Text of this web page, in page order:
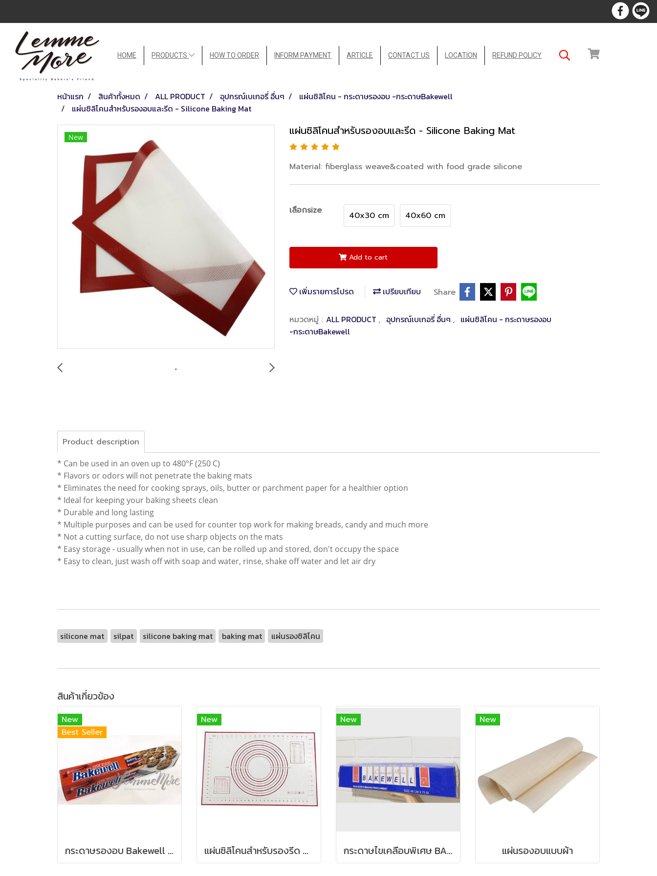
HOME PRODUCTS HOW TO ORDER INFORM PAYMENT ARTICLE CONTACT US LOCATION REFUND POLICY
หน้าแรก สินค้าทั้งหมด ALL PRODUCT อุปกรณ์เบเกอรี่ อื่นๆ
แผ่นซิลิโคน - กระดาษรองอบ -กระดาษBakewell
แผ่นซิลิโคนสำหรับรองอบและรีด - Silicone Baking Mat
New แผ่นซิลิโคนสำหรับรองอบและรีด - Silicone Baking Mat
Material: fiberglass weave&coated with food grade silicone
เลือกsize 40x30 cm 40x60 cm
Add to cart
เพิ่มรายการโปรด เปรียบเทียบ Share
หมวดหมู่ : ALL PRODUCT , อุปกรณ์เบเกอรี่ อื่นๆ , แผ่นซิลิโคน - กระดาษรองอบ
-กระดาษBakewell
Product description
* Can be used in an oven up to 480°F (250 C)
* Flavors or odors will not penetrate the baking mats
* Eliminates the need for cooking sprays, oils, butter or parchment paper for a healthier option
* Ideal for keeping your baking sheets clean
* Durable and long lasting
* Multiple purposes and can be used for counter top work for making breads, candy and much more
* Not a cutting surface, do not use sharp objects on the mats
* Easy storage - usually when not in use, can be rolled up and stored, don't occupy the space
* Easy to clean, just wash off with soap and water, rinse, shake off water and let air dry
silicone mat silpat silicone baking mat baking mat แผ่นรองซิลิโคน
สินค้าเกี่ยวข้อง
New
Best Seller
กระดาษรองอบ Bakewell (30cm*5m)
New
แผ่นซิลิโคนสำหรับรองรีด Silicone Baking Mat
New
กระดาษไขเคลือบพิเศษ BAKEWELL (45cm*75m)
New
แผ่นรองอบแบบผ้า